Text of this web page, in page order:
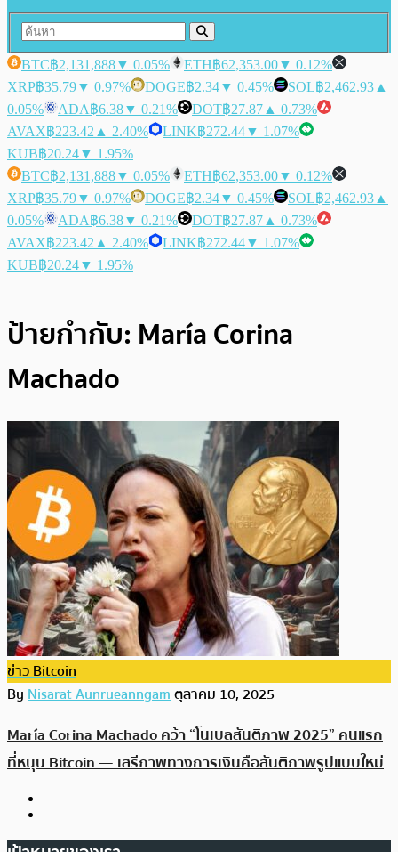
BTC฿2,131,888▼ 0.05% ETH฿62,353.00▼ 0.12%
XRP฿35.79▼ 0.97% DOGE฿2.34▼ 0.45% SOL฿2,462.93 ▲
0.05%
ADA฿6.38▼ 0.21% DOT฿27.87 ▲ 0.73%
AVAX฿223.42 ▲ 2.40% LINK฿272.44▼ 1.07%
KUB฿20.24▼ 1.95%
BTC฿2,131,888▼ 0.05% ETH฿62,353.00▼ 0.12%
XRP฿35.79▼ 0.97% DOGE฿2.34▼ 0.45% SOL฿2,462.93 ▲
0.05%
ADA฿6.38▼ 0.21% DOT฿27.87 ▲ 0.73%
AVAX฿223.42 ▲ 2.40% LINK฿272.44▼ 1.07%
KUB฿20.24▼ 1.95%
ป้ายกำกับ: María Corina
Machado
ข่าว Bitcoin
ByNisarat Aunrueanngamตุลาคม 10, 2025
María Corina Machado คว้า “โนเบลสันติภาพ 2025” คนแรก
ที่หนุน Bitcoin — เสรีภาพทางการเงินคือสันติภาพรูปแบบใหม่